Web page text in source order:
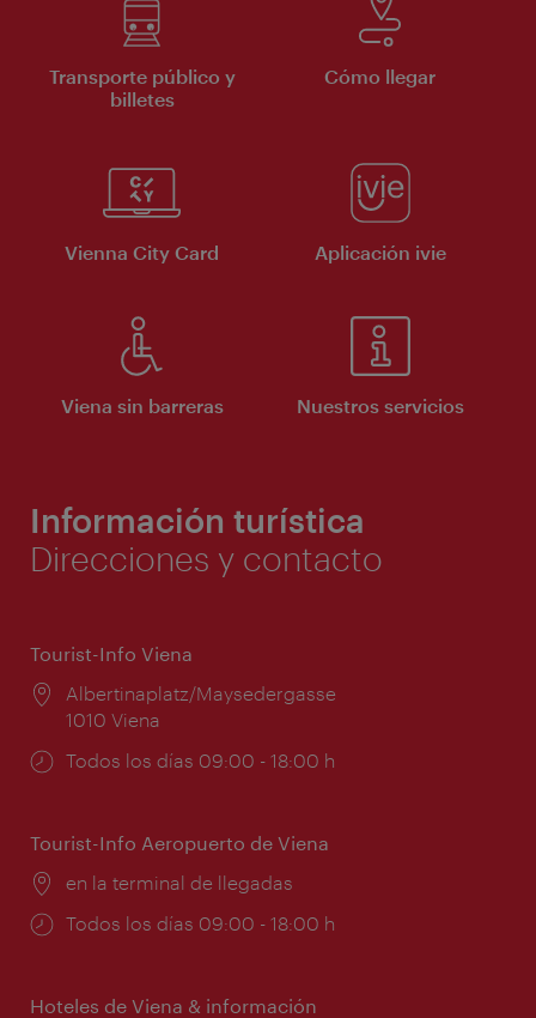
Transporte público y
billetes
Cómo llegar
Vienna City Card Aplicación ivie
Viena sin barreras Nuestros servicios
Información turística
Direcciones y contacto
Tourist-Info Viena
Lugar:
Albertinaplatz/Maysedergasse
1010 Viena
Horarios
Todos los días 09:00 - 18:00 h
Tourist-Info Aeropuerto de Viena
Lugar:
en la terminal de llegadas
Horarios
Todos los días 09:00 - 18:00 h
Hoteles de Viena & información